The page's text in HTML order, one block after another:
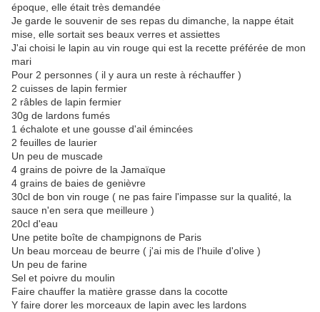
époque, elle était très demandée
Je garde le souvenir de ses repas du dimanche, la nappe était
mise, elle sortait ses beaux verres et assiettes
J'ai choisi le lapin au vin rouge qui est la recette préférée de mon
mari
Pour 2 personnes ( il y aura un reste à réchauffer )
2 cuisses de lapin fermier
2 râbles de lapin fermier
30g de lardons fumés
1 échalote et une gousse d'ail émincées
2 feuilles de laurier
Un peu de muscade
4 grains de poivre de la Jamaïque
4 grains de baies de genièvre
30cl de bon vin rouge ( ne pas faire l'impasse sur la qualité, la
sauce n'en sera que meilleure )
20cl d'eau
Une petite boîte de champignons de Paris
Un beau morceau de beurre ( j'ai mis de l'huile d'olive )
Un peu de farine
Sel et poivre du moulin
Faire chauffer la matière grasse dans la cocotte
Y faire dorer les morceaux de lapin avec les lardons